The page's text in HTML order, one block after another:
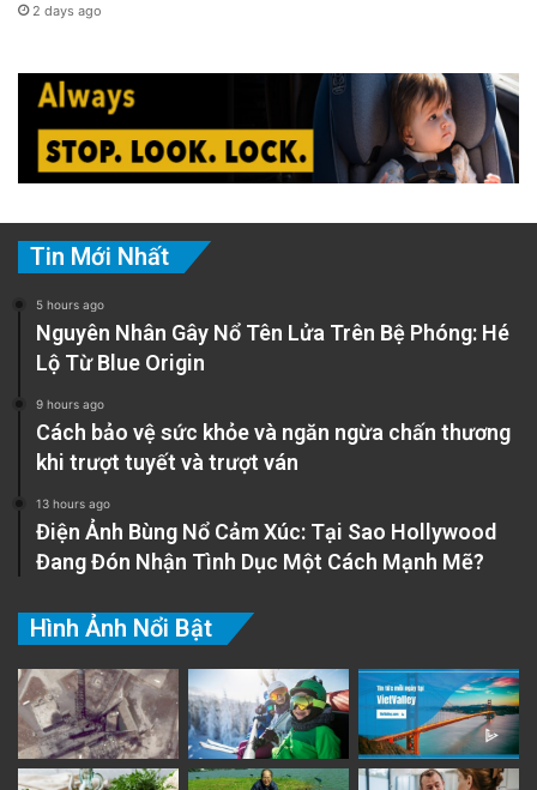
2 days ago
Tin Mới Nhất
5 hours ago
Nguyên Nhân Gây Nổ Tên Lửa Trên Bệ Phóng: Hé
Lộ Từ Blue Origin
9 hours ago
Cách bảo vệ sức khỏe và ngăn ngừa chấn thương
khi trượt tuyết và trượt ván
13 hours ago
Điện Ảnh Bùng Nổ Cảm Xúc: Tại Sao Hollywood
Đang Đón Nhận Tình Dục Một Cách Mạnh Mẽ?
Hình Ảnh Nổi Bật